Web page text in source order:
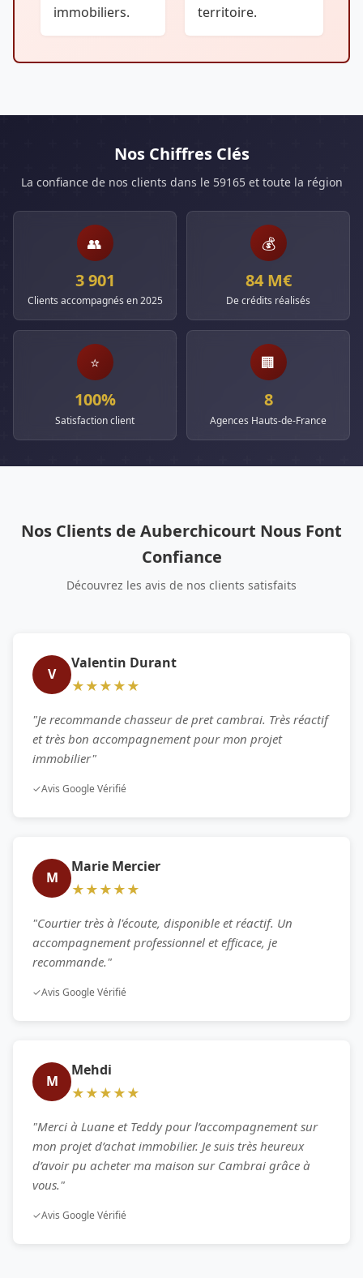
immobiliers.
territoire.
Nos Chiffres Clés
La confiance de nos clients dans le 59165 et toute la région
👥
3 901
Clients accompagnés en 2025
💰
84 M€
De crédits réalisés
⭐
100%
Satisfaction client
🏢
8
Agences Hauts-de-France
Nos Clients de Auberchicourt Nous Font
Confiance
Découvrez les avis de nos clients satisfaits
V
Valentin Durant
★★★★★
"Je recommande chasseur de pret cambrai. Très réactif
et très bon accompagnement pour mon projet
immobilier"
✓Avis Google Vérifié
M
Marie Mercier
★★★★★
"Courtier très à l'écoute, disponible et réactif. Un
accompagnement professionnel et efficace, je
recommande."
✓Avis Google Vérifié
M
Mehdi
★★★★★
"Merci à Luane et Teddy pour l’accompagnement sur
mon projet d’achat immobilier. Je suis très heureux
d’avoir pu acheter ma maison sur Cambrai grâce à
vous."
✓Avis Google Vérifié